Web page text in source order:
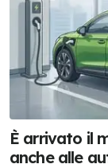
È arrivato il
anche alle